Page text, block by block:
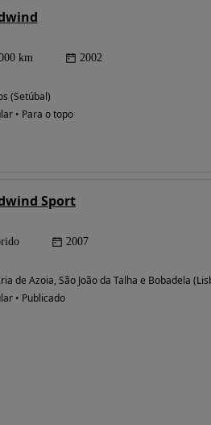
km 2002
(Setúbal)
• Para o topo
Sport
2007
de Azoia, São João da Talha e Bobadela
• Publicado